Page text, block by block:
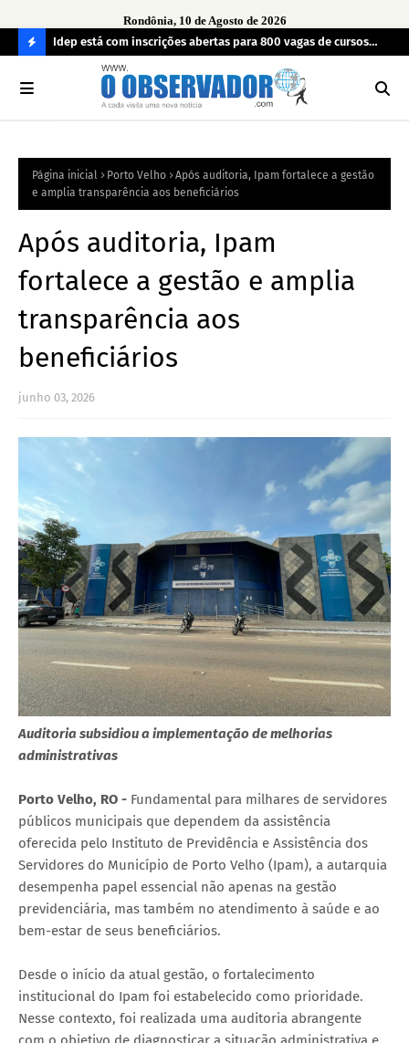
Rondônia, 10 de Agosto de 2026
O
R
Idep está com inscrições abertas para 800 vagas de cursos
técnicos em Porto Velho
Página inicial Porto Velho
Após auditoria, Ipam fortalece a gestão
e amplia transparência aos beneficiários
Após auditoria, Ipam
fortalece a gestão e amplia
transparência aos
beneficiários
junho 03, 2026
Auditoria subsidiou a implementação de melhorias
administrativas
Porto Velho, RO - Fundamental para milhares de servidores
públicos municipais que dependem da assistência
oferecida pelo Instituto de Previdência e Assistência dos
Servidores do Município de Porto Velho (Ipam), a autarquia
desempenha papel essencial não apenas na gestão
previdenciária, mas também no atendimento à saúde e ao
bem-estar de seus beneficiários.
Desde o início da atual gestão, o fortalecimento
institucional do Ipam foi estabelecido como prioridade.
Nesse contexto, foi realizada uma auditoria abrangente